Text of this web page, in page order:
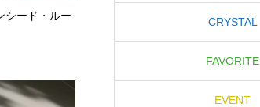
シード・ルー
CRYSTAL
FAVORITE
EVENT